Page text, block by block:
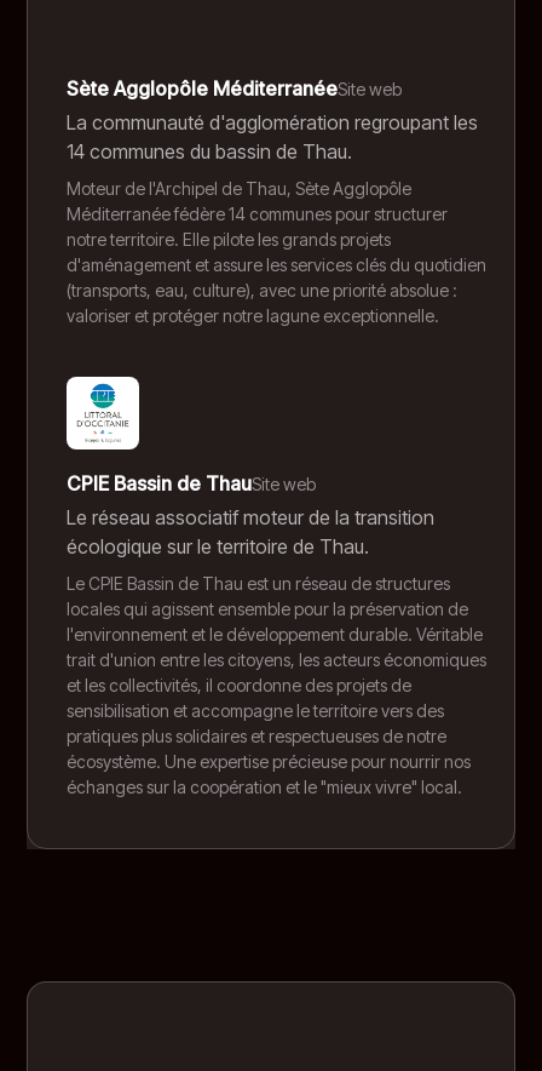
Sète Agglopôle MéditerranéeSite web
La communauté d'agglomération regroupant les
14 communes du bassin de Thau.
Moteur de l'Archipel de Thau, Sète Agglopôle
Méditerranée fédère 14 communes pour structurer
notre territoire. Elle pilote les grands projets
d'aménagement et assure les services clés du quotidien
(transports, eau, culture), avec une priorité absolue :
valoriser et protéger notre lagune exceptionnelle.
CPIE Bassin de ThauSite web
Le réseau associatif moteur de la transition
écologique sur le territoire de Thau.
Le CPIE Bassin de Thau est un réseau de structures
locales qui agissent ensemble pour la préservation de
l'environnement et le développement durable. Véritable
trait d'union entre les citoyens, les acteurs économiques
et les collectivités, il coordonne des projets de
sensibilisation et accompagne le territoire vers des
pratiques plus solidaires et respectueuses de notre
écosystème. Une expertise précieuse pour nourrir nos
échanges sur la coopération et le "mieux vivre" local.